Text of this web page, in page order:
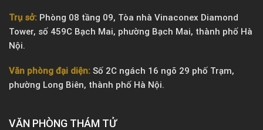
Trụ sở: Phòng 08 tầng 09, Tòa nhà Vinaconex Diamond
Tower, số 459C Bạch Mai, phường Bạch Mai, thành phố Hà
Nội.
Văn phòng đại diện: Số 2C ngách 16 ngõ 29 phố Trạm,
phường Long Biên, thành phố Hà Nội.
VĂN PHÒNG ​THÁM TỬ